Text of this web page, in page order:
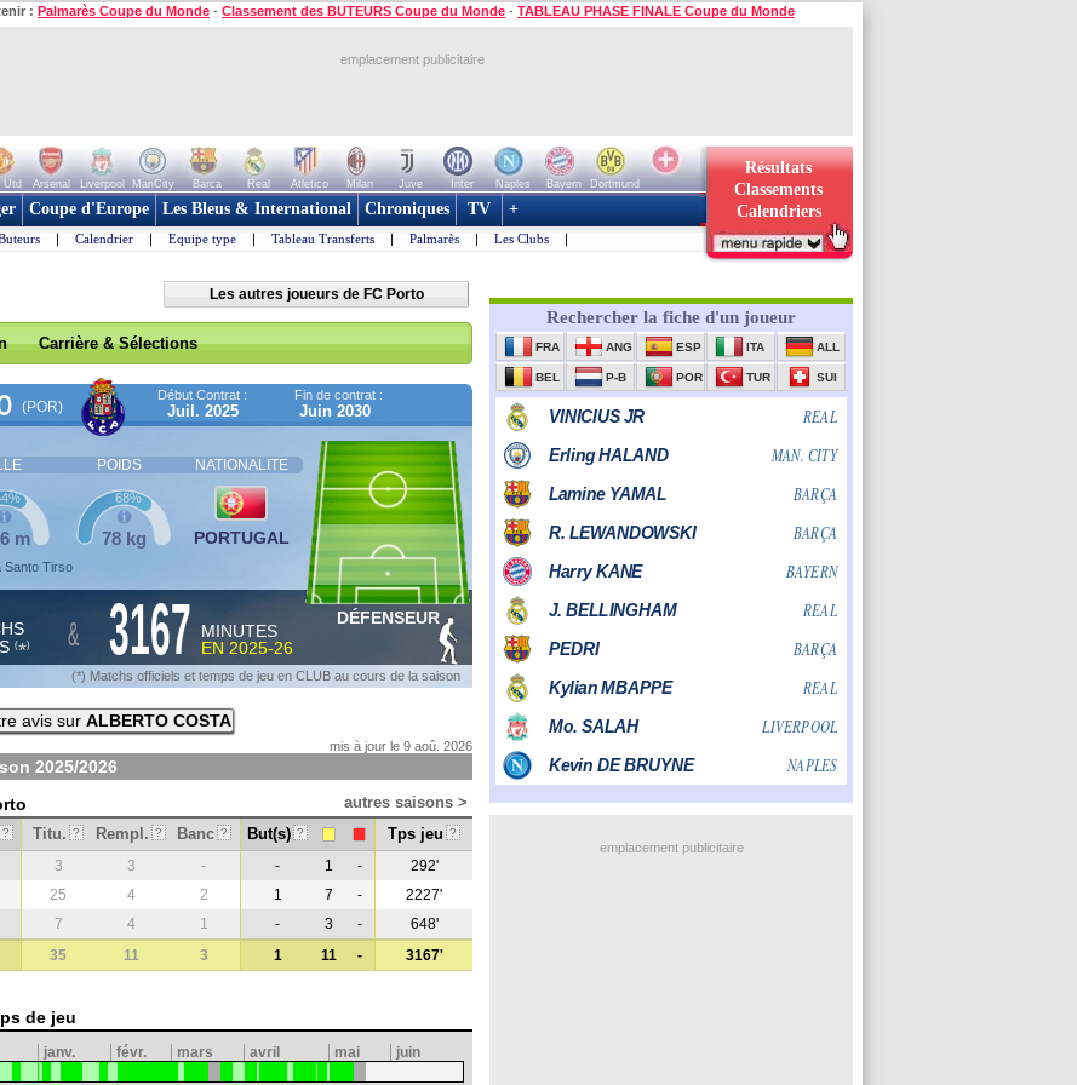
: Palmarès Coupe du Monde - Classement des BUTEURS Coupe du Monde - TABLEAU PHASE FINALE Coupe du Monde
emplacement publicitaire
Utd Arsenal Liverpool ManCity Barca Real Atletico Milan Juve Inter Naples Bayern
Dortmund
Résultats
Classements
Calendriers
Coupe d'Europe Les Bleus & International Chroniques TV +
| Calendrier | Equipe type | Tableau Transferts | Palmarès | Les Clubs |
Les autres joueurs de FC Porto
Carrière & Sélections
(POR)
Début Contrat :
Juil. 2025
Fin de contrat :
Juin 2030
POIDS NATIONALITE
Santo Tirso
m 78 kg
68%
PORTUGAL
(*) & 3167
MINUTES
EN 2025-26
DÉFENSEUR
(*) Matchs officiels et temps de jeu en CLUB au cours de la saison
avis sur ALBERTO COSTA
mis à jour le 9 aoû. 2026
2025/2026
autres saisons >
? Titu. ? Rempl. ? Banc ? But(s) ? Tps jeu ?
3 3 - - 1 -
292'
25 4 2 1 7 -
2227'
7 4 1 - 3 -
648'
35 11 3 1 11 - 3167'
de jeu
janv. févr. mars avril mai juin
emplacement publicitaire